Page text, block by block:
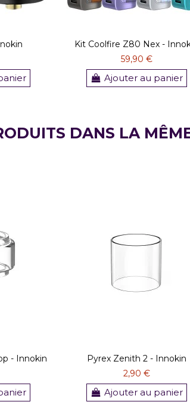
Kit Coolfire Z80 Nex -
59,90 €
Ajouter au panier
DANS LA
- Innokin
Pyrex Zenith 2 - Innokin
2,90 €
Ajouter au panier